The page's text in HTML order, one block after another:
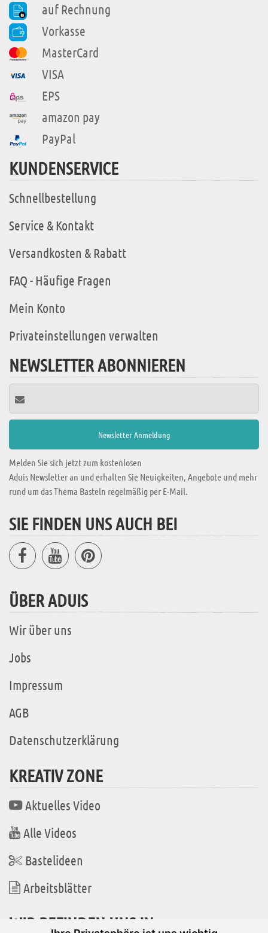
auf Rechnung
Vorkasse
MasterCard
VISA
EPS
amazon pay
PayPal
KUNDENSERVICE
Schnellbestellung
Service & Kontakt
Versandkosten & Rabatt
FAQ - Häufige Fragen
Mein Konto
Privateinstellungen verwalten
NEWSLETTER ABONNIEREN
Melden Sie sich jetzt zum kostenlosen
Aduis Newsletter an und erhalten Sie Neuigkeiten, Angebote und mehr
rund um das Thema Basteln regelmäßig per E-Mail.
SIE FINDEN UNS AUCH BEI
ÜBER ADUIS
Wir über uns
Jobs
Impressum
AGB
Datenschutzerklärung
KREATIV ZONE
Aktuelles Video
Alle Videos
Bastelideen
Arbeitsblätter
WIR BEFINDEN UNS IN